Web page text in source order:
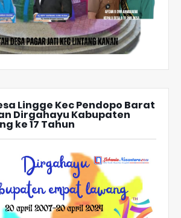
Lingge Kec Pendopo Barat
Dirgahayu Kabupaten
ke 17 Tahun